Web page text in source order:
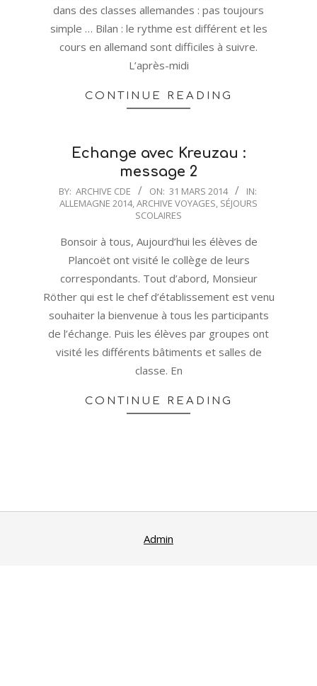
dans des classes allemandes : pas toujours
simple … Bilan : le rythme est différent et les
cours en allemand sont difficiles à suivre.
L’après-midi
CONTINUE READING
Echange avec Kreuzau :
message 2
2014-
BY: ARCHIVE CDE ON: 31 MARS 2014
IN:
ALLEMAGNE 2014,ARCHIVE VOYAGES, SÉJOURS
SCOLAIRES
Bonsoir à tous, Aujourd’hui les élèves de
Plancoët ont visité le collège de leurs
correspondants. Tout d’abord, Monsieur
Röther qui est le chef d’établissement est venu
souhaiter la bienvenue à tous les participants
de l’échange. Puis les élèves par groupes ont
visité les différents bâtiments et salles de
classe. En
CONTINUE READING
Admin